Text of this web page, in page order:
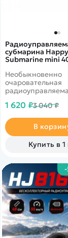
субмарина
Submarine mini
Необыкновенно
очаровательная
корпуса,
заинтересует
ребёнка.
1 620 ₽3 040 ₽
В
Купить в